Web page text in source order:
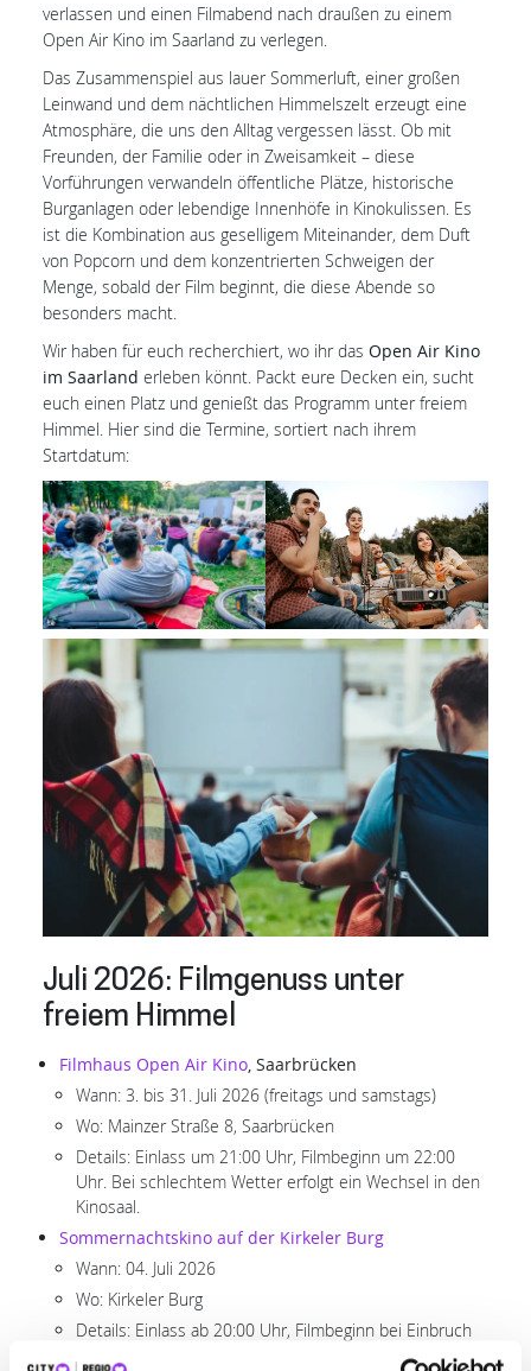
verlassen und einen Filmabend nach draußen zu einem
Open Air Kino im Saarland zu verlegen.
Das Zusammenspiel aus lauer Sommerluft, einer großen
Leinwand und dem nächtlichen Himmelszelt erzeugt eine
Atmosphäre, die uns den Alltag vergessen lässt. Ob mit
Freunden, der Familie oder in Zweisamkeit – diese
Vorführungen verwandeln öffentliche Plätze, historische
Burganlagen oder lebendige Innenhöfe in Kinokulissen. Es
ist die Kombination aus geselligem Miteinander, dem Duft
von Popcorn und dem konzentrierten Schweigen der
Menge, sobald der Film beginnt, die diese Abende so
besonders macht.
Wir haben für euch recherchiert, wo ihr das Open Air Kino
im Saarland erleben könnt. Packt eure Decken ein, sucht
euch einen Platz und genießt das Programm unter freiem
Himmel. Hier sind die Termine, sortiert nach ihrem
Startdatum:
Juli 2026: Filmgenuss unter
freiem Himmel
Filmhaus Open Air Kino, Saarbrücken
Wann: 3. bis 31. Juli 2026 (freitags und samstags)
Wo: Mainzer Straße 8, Saarbrücken
Details: Einlass um 21:00 Uhr, Filmbeginn um 22:00
Uhr. Bei schlechtem Wetter erfolgt ein Wechsel in den
Kinosaal.
Sommernachtskino auf der Kirkeler Burg
Wann: 04. Juli 2026
Wo: Kirkeler Burg
Details: Einlass ab 20:00 Uhr, Filmbeginn bei Einbruch
der Dunkelheit gegen 21:30 Uhr. Eintritt: 7,00 EUR im